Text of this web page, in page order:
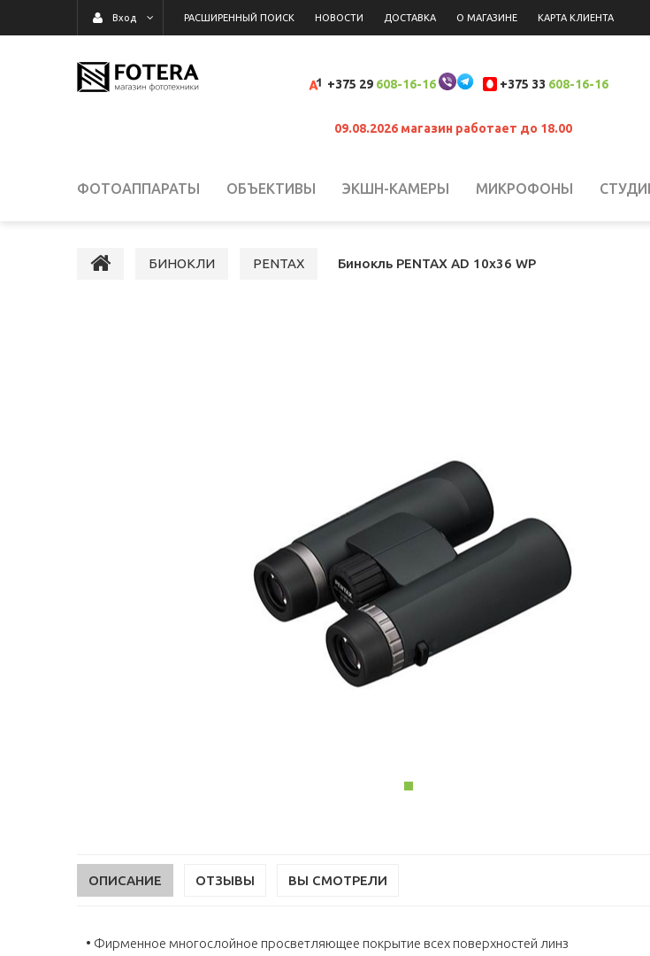
Вход РАСШИРЕННЫЙ ПОИСК НОВОСТИ ДОСТАВКА О МАГАЗИНЕ КАРТА КЛИЕНТА
+375 29 608-16-16 +375 33 608-16-16
09.08.2026 магазин работает до 18.00
ФОТОАППАРАТЫ ОБЪЕКТИВЫ ЭКШН-КАМЕРЫ МИКРОФОНЫ
БИНОКЛИ PENTAX Бинокль PENTAX AD 10x36 WP
ОПИСАНИЕ ОТЗЫВЫ ВЫ СМОТРЕЛИ
• Фирменное многослойное просветляющее покрытие всех поверхностей линз